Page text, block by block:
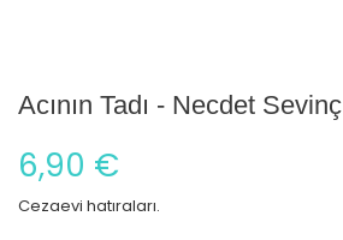
Acının Tadı - Necdet Sevinç
6,90 €
Cezaevi hatıraları.